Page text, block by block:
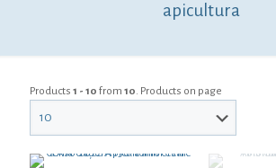
apicultura
Products 1 - 10 from 10. Products on page